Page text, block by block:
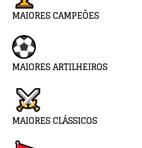
MAIORES CAMPEÕES
MAIORES ARTILHEIROS
MAIORES CLÁSSICOS